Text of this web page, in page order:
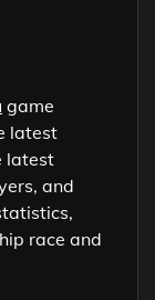
game
latest
latest
and
race and